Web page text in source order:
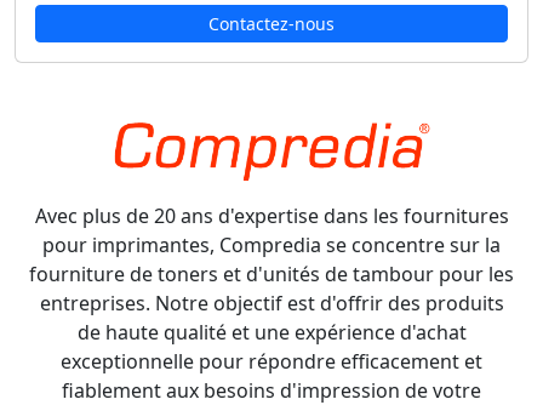
Contactez-nous
Avec plus de 20 ans d'expertise dans les fournitures
pour imprimantes, Compredia se concentre sur la
fourniture de toners et d'unités de tambour pour les
entreprises. Notre objectif est d'offrir des produits
de haute qualité et une expérience d'achat
exceptionnelle pour répondre efficacement et
fiablement aux besoins d'impression de votre